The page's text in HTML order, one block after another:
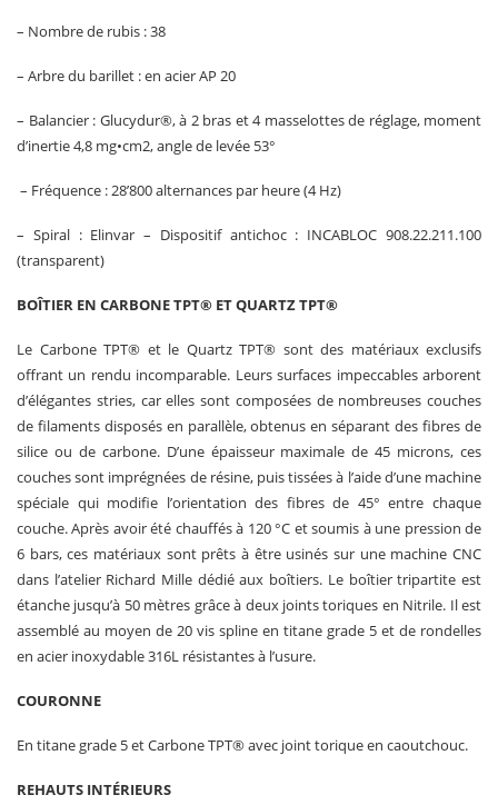
– Nombre de rubis : 38
– Arbre du barillet : en acier AP 20
– Balancier : Glucydur®, à 2 bras et 4 masselottes de réglage, moment
d’inertie 4,8 mg•cm2, angle de levée 53°
– Fréquence : 28’800 alternances par heure (4 Hz)
– Spiral : Elinvar – Dispositif antichoc : INCABLOC 908.22.211.100
(transparent)
BOÎTIER EN CARBONE TPT® ET QUARTZ TPT®
Le Carbone TPT® et le Quartz TPT® sont des matériaux exclusifs
offrant un rendu incomparable. Leurs surfaces impeccables arborent
d’élégantes stries, car elles sont composées de nombreuses couches
de filaments disposés en parallèle, obtenus en séparant des fibres de
silice ou de carbone. D’une épaisseur maximale de 45 microns, ces
couches sont imprégnées de résine, puis tissées à l’aide d’une machine
spéciale qui modifie l’orientation des fibres de 45° entre chaque
couche. Après avoir été chauffés à 120 °C et soumis à une pression de
6 bars, ces matériaux sont prêts à être usinés sur une machine CNC
dans l’atelier Richard Mille dédié aux boîtiers. Le boîtier tripartite est
étanche jusqu’à 50 mètres grâce à deux joints toriques en Nitrile. Il est
assemblé au moyen de 20 vis spline en titane grade 5 et de rondelles
en acier inoxydable 316L résistantes à l’usure.
COURONNE
En titane grade 5 et Carbone TPT® avec joint torique en caoutchouc.
REHAUTS INTÉRIEURS